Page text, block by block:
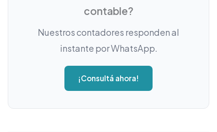
contable?
Nuestros contadores responden al
instante por WhatsApp.
¡Consultá ahora!